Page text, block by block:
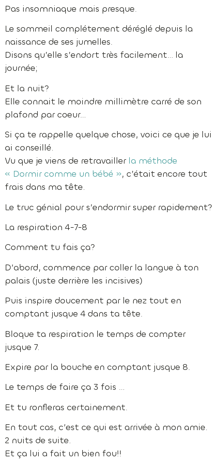
Pas insomniaque mais presque.
Le sommeil complétement déréglé depuis la
naissance de ses jumelles.
Disons qu’elle s’endort très facilement… la
journée;
Et la nuit?
Elle connait le moindre millimètre carré de son
plafond par coeur…
Si ça te rappelle quelque chose, voici ce que je lui
ai conseillé.
Vu que je viens de retravailler la méthode
« Dormir comme un bébé », c’était encore tout
frais dans ma tête.
Le truc génial pour s’endormir super rapidement?
La respiration 4-7-8
Comment tu fais ça?
D’abord, commence par coller la langue à ton
palais (juste derrière les incisives)
Puis inspire doucement par le nez tout en
comptant jusque 4 dans ta tête.
Bloque ta respiration le temps de compter
jusque 7.
Expire par la bouche en comptant jusque 8.
Le temps de faire ça 3 fois …
Et tu ronfleras certainement.
En tout cas, c’est ce qui est arrivée à mon amie.
2 nuits de suite.
Et ça lui a fait un bien fou!!